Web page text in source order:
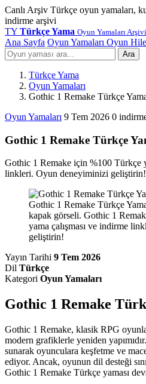
Canlı Arşiv Türkçe oyun yamaları,
indirme arşivi
TY Türkçe Yama Oyun Yamaları Arşivi
Ana Sayfa Oyun Yamaları Oyun
Ara
Türkçe Yama
Oyun Yamaları
Gothic 1 Remake Türkçe
Oyun Yamaları 9 Tem 2026 0
Gothic 1 Remake Türkçe
Gothic 1 Remake için %100 Türkçe
linkleri. Oyun deneyiminizi geliştirin!
Gothic 1 Remake Türkçe
kapak görseli. Gothic 1
yama çalışması ve indirme
geliştirin!
Yayın Tarihi 9 Tem 2026
Dil Türkçe
Kategori Oyun Yamaları
Gothic 1 Remake
Gothic 1 Remake, klasik RPG
modern grafiklerle yeniden
sunarak oyunculara keşfetme ve
ediyor. Ancak, oyunun dil desteği
Gothic 1 Remake Türkçe yaması